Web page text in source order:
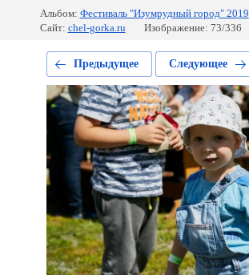
Альбом: Фестиваль "Изумрудный город" 2019
Сайт: chel-gorka.ru Изображение: 73/336
Предыдущее Следующее